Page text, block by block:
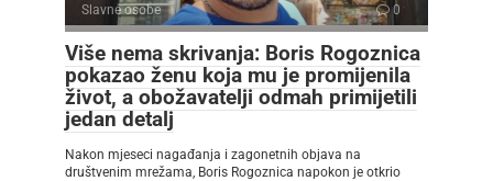
Slavne osobe 0
Više nema skrivanja: Boris Rogoznica
pokazao ženu koja mu je promijenila
život, a obožavatelji odmah primijetili
jedan detalj
Nakon mjeseci nagađanja i zagonetnih objava na
društvenim mrežama, Boris Rogoznica napokon je otkrio